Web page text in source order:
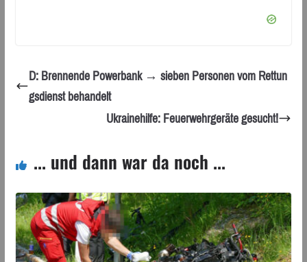
D: Brennende Powerbank → sieben Personen vom Rettun
gsdienst behandelt
Ukrainehilfe: Feuerwehrgeräte gesucht!
... und dann war da noch ...